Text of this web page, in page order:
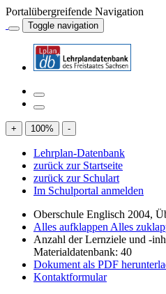
Portalübergreifende Navigation
Toggle navigation
+ 100% -
Lehrplan-Datenbank
zurück zur Startseite
zurück zur Schulart
Im Schulportal anmelden
Oberschule Englisch 2004,
Alles aufklappen Alles
Anzahl der Lernziele und -
Materialdatenbank: 40
Dokument als PDF
Kontaktformular